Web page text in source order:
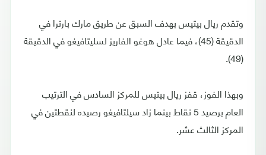
وتقدم ريال بيتيس بهدف السبق عن طريق مارك بارترا في
الدقيقة (45)، فيما عادل هوغو الفاريز لسليتافيغو في الدقيقة
(49).
وبهذا الفوز، قفز ريال بيتيس للمركز السادس في الترتيب
العام برصيد 5 نقاط بينما زاد سيلتافيغو رصيده لنقطتين في
المركز الثالث عشر.